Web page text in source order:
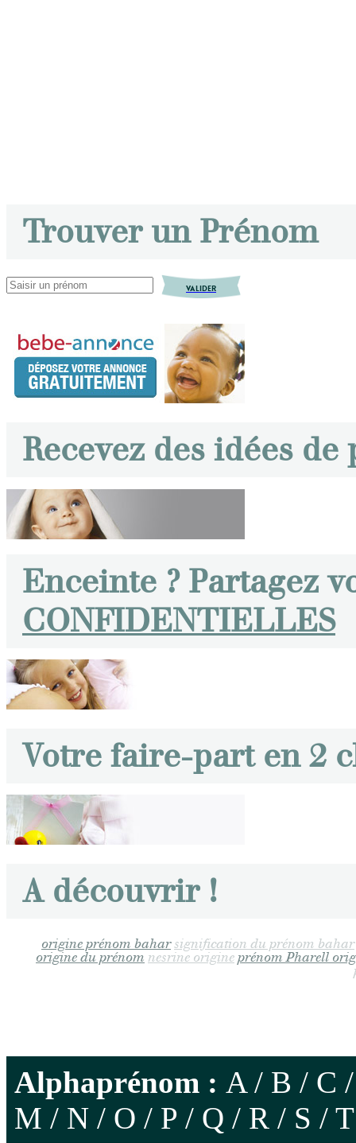
Trouver un Prénom
VALIDER
Recevez des idées
Enceinte ? Partagez
CONFIDENTIELLES
Votre faire-part en 2
A découvrir !
origine prénom bahar signification du prénom bahar
origine du prénom nesrine origine prénom Pharell
Alphaprénom : A/ B / C
M / N / O / P / Q / R / S / T